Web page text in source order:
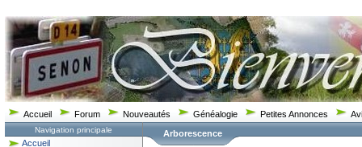
Accueil Forum Nouveautés Généalogie Petites Annonces
Navigation principale
Accueil
Arborescence